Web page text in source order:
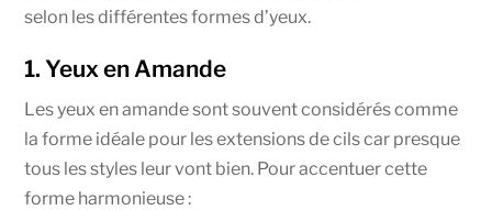
selon les différentes formes d’yeux.
1. Yeux en Amande
Les yeux en amande sont souvent considérés comme
la forme idéale pour les extensions de cils car presque
tous les styles leur vont bien. Pour accentuer cette
forme harmonieuse :